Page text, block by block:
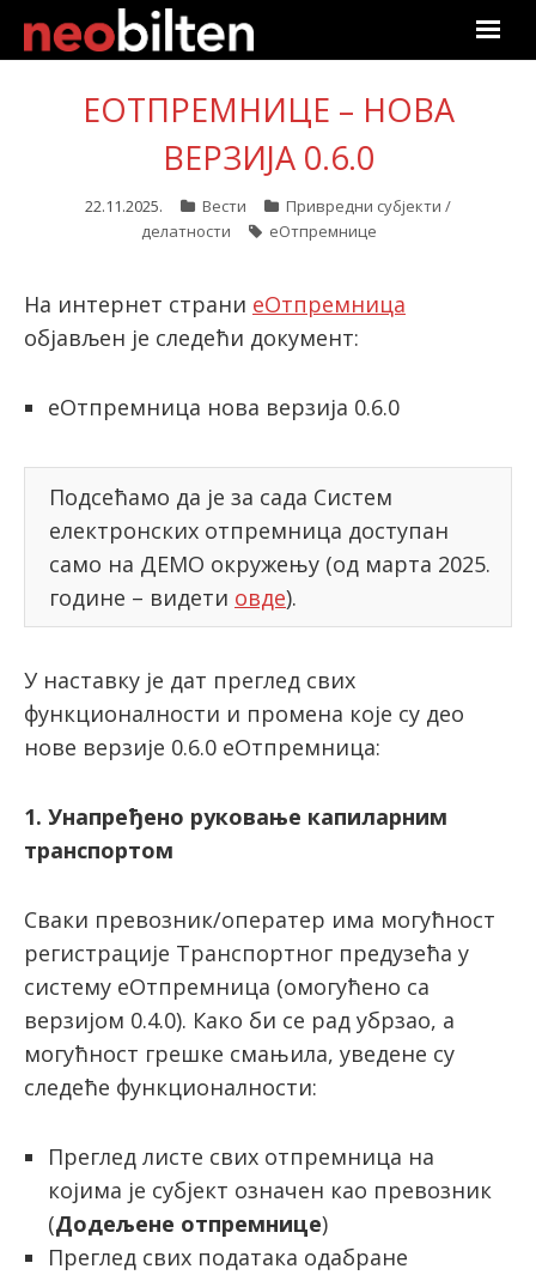
Почетна
Актуелно
Линкови
Пријава
latinica
ЕОТПРЕМНИЦЕ – НОВА
ВЕРЗИЈА 0.6.0
22.11.2025. Вести
Привредни субјекти /
делатности
еОтпремнице
На интернет страни еОтпремница
објављен је следећи документ:
еОтпремница нова верзија 0.6.0
Подсећамо да је за сада Систем
електронских отпремница доступан
само на ДЕМО окружењу (од марта 2025.
године – видети овде).
У наставку је дат преглед свих
функционалности и промена које су део
нове верзије 0.6.0 еОтпремница:
1. Унапређено руковање капиларним
транспортом
Сваки превозник/оператер има могућност
регистрације Транспортног предузећа у
систему еОтпремница (омогућено са
верзијом 0.4.0). Како би се рад убрзао, а
могућност грешке смањила, уведене су
следеће функционалности:
Преглед листе свих отпремница на
којима је субјект означен као превозник
(Додељене отпремнице)
Преглед свих података одабране